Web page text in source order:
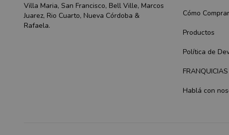
Villa Maria, San Francisco, Bell Ville, Marcos
Juarez, Rio Cuarto, Nueva Córdoba &
Rafaela.
Cómo Comprar
Productos
Política de
FRANQUICIAS
Hablá con